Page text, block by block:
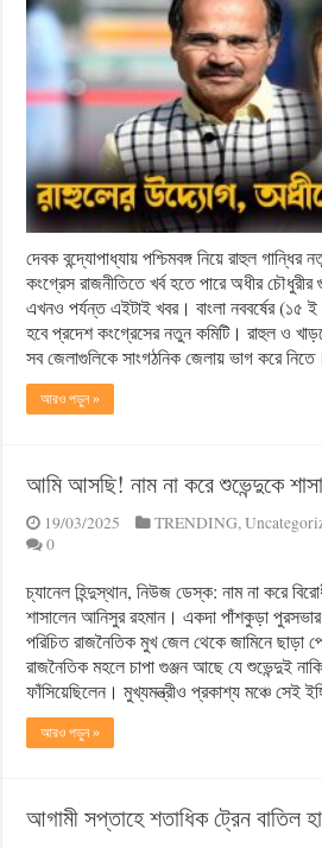
দেবক বন্দ্যোপাধ্যায় পশ্চিমবঙ্গ নিয়ে রাহুল গান্ধির
কংগ্রেস রাজনীতিতে খর্ব হতে পারে অধীর
এখনও পর্যন্ত এইটাই খবর। বাংলা নববর্ষের
হবে প্রদেশ কংগ্রেসের নতুন কমিটি। রাহুল ও
সব জেলাগুলিকে সাংগঠনিক জেলায় ভাগ করে
আরও পড়ুন »
আমি আসছি! নাম না করে শুভেন্দুকে
19/03/2025 TRENDING,
0
চ্যানেল হিন্দুস্থান, নিউজ ডেস্ক: নাম না করে
শাসালেন আনিসুর রহমান। একদা পাঁশকুড়া পুরসভার
পরিচিত রাজনৈতিক মুখ জেল থেকে জামিনে ছাড়া
রাজনৈতিক মহলে চাপা গুঞ্জন আছে যে শুভেন্দুই
ফাঁসিয়েছিলেন। মুখ্যমন্ত্রীও প্রকাশ্য মঞ্চে সেই
আরও পড়ুন »
আগামী সপ্তাহে শতাধিক ট্রেন বাতিল